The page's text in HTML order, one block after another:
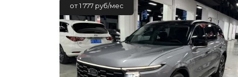
от 1 777 руб/мес